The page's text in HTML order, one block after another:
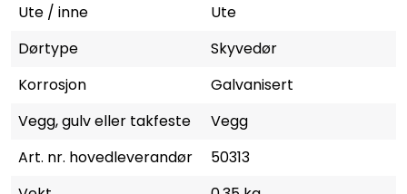
Ute / inne
Ute
Dørtype
Skyvedør
Korrosjon
Galvanisert
Vegg, gulv eller takfeste
Vegg
Art. nr. hovedleverandør
50313